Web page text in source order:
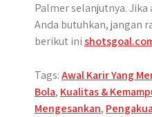
Palmer selanjutnya.
Anda butuhkan, jangan
berikut ini
Tags:Awal Karir Yang
Bola, Kualitas &
Mengesankan,